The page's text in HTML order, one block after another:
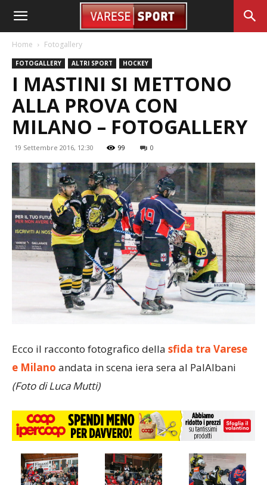
Home Fotogallery
FOTOGALLERY ALTRI SPORT HOCKEY
I MASTINI SI METTONO
ALLA PROVA CON
MILANO – FOTOGALLERY
19 Settembre 2016, 12:30 99 0
Ecco il racconto fotografico della sfida tra Varese
e Milano andata in scena iera sera al PalAlbani
(Foto di Luca Mutti)